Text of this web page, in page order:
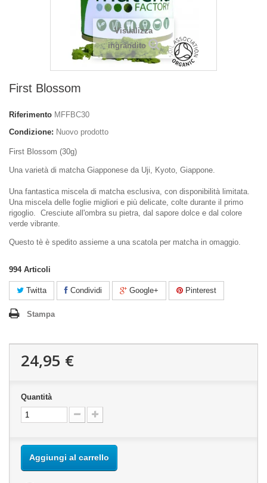
Visualizza
ingrandito
First Blossom
Riferimento MFFBC30
Condizione: Nuovo prodotto
First Blossom (30g)
Una varietà di matcha Giapponese da Uji, Kyoto, Giappone.
Una fantastica miscela di matcha esclusiva, con disponibilità limitata.
Una miscela delle foglie migliori e più delicate, colte durante il primo
rigoglio. Cresciute all'ombra su pietra, dal sapore dolce e dal colore
verde vibrante.
Questo tè è spedito assieme a una scatola per matcha in omaggio.
994 Articoli
Twitta Condividi Google+ Pinterest
Stampa
24,95 €
Quantità
Aggiungi al carrello